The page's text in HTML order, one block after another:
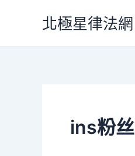
北極星律法網
ins粉丝